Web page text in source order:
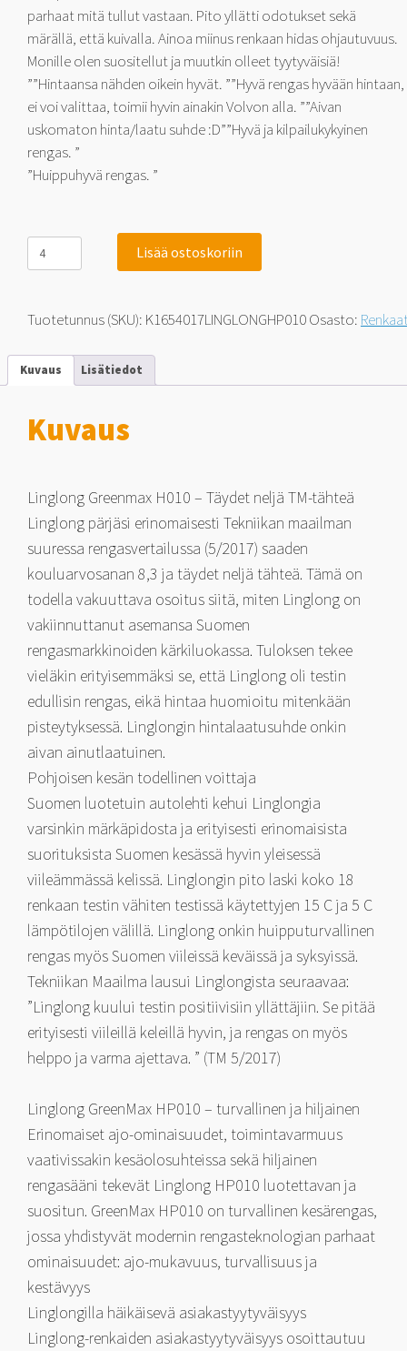
parhaat mitä tullut vastaan. Pito yllätti odotukset sekä
märällä, että kuivalla. Ainoa miinus renkaan hidas ohjautuvuus.
Monille olen suositellut ja muutkin olleet tyytyväisiä!
””Hintaansa nähden oikein hyvät. ””Hyvä rengas hyvään hintaan,
ei voi valittaa, toimii hyvin ainakin Volvon alla. ””Aivan
uskomaton hinta/laatu suhde :D””Hyvä ja kilpailukykyinen
rengas. ”
”Huippuhyvä rengas. ”
Linglong
GreenMax
HP010
testimenestyjä!
75
Lisää ostoskoriin
Tuotetunnus (SKU): K1654017LINGLONGHP010Osasto:
Kuvaus Lisätiedot
Kuvaus
Linglong Greenmax H010 – Täydet neljä TM-tähteä
Linglong pärjäsi erinomaisesti Tekniikan maailman
suuressa rengasvertailussa (5/2017) saaden
kouluarvosanan 8,3 ja täydet neljä tähteä. Tämä on
todella vakuuttava osoitus siitä, miten Linglong on
vakiinnuttanut asemansa Suomen
rengasmarkkinoiden kärkiluokassa. Tuloksen tekee
vieläkin erityisemmäksi se, että Linglong oli testin
edullisin rengas, eikä hintaa huomioitu mitenkään
pisteytyksessä. Linglongin hintalaatusuhde onkin
aivan ainutlaatuinen.
Pohjoisen kesän todellinen voittaja
Suomen luotetuin autolehti kehui Linglongia
varsinkin märkäpidosta ja erityisesti erinomaisista
suorituksista Suomen kesässä hyvin yleisessä
viileämmässä kelissä. Linglongin pito laski koko 18
renkaan testin vähiten testissä käytettyjen 15 C ja 5 C
lämpötilojen välillä. Linglong onkin huipputurvallinen
rengas myös Suomen viileissä keväissä ja syksyissä.
Tekniikan Maailma lausui Linglongista seuraavaa:
”Linglong kuului testin positiivisiin yllättäjiin. Se pitää
erityisesti viileillä keleillä hyvin, ja rengas on myös
helppo ja varma ajettava. ” (TM 5/2017)
Linglong GreenMax HP010 – turvallinen ja hiljainen
Erinomaiset ajo-ominaisuudet, toimintavarmuus
vaativissakin kesäolosuhteissa sekä hiljainen
rengasääni tekevät Linglong HP010 luotettavan ja
suositun. GreenMax HP010 on turvallinen kesärengas,
jossa yhdistyvät modernin rengasteknologian parhaat
ominaisuudet: ajo-mukavuus, turvallisuus ja
kestävyys
Linglongilla häikäisevä asiakastyytyväisyys
Linglong-renkaiden asiakastyytyväisyys osoittautuu